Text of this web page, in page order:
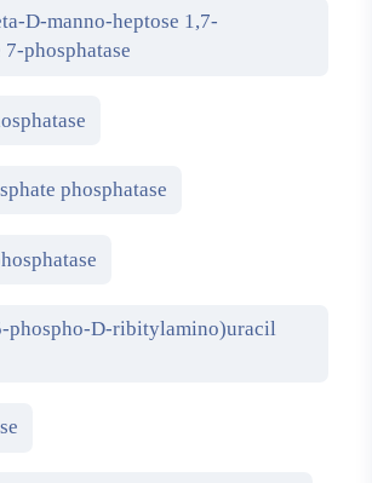
D-manno-heptose 1,7-
phosphatase
phosphatase
phospho-D-ribitylamino)uracil